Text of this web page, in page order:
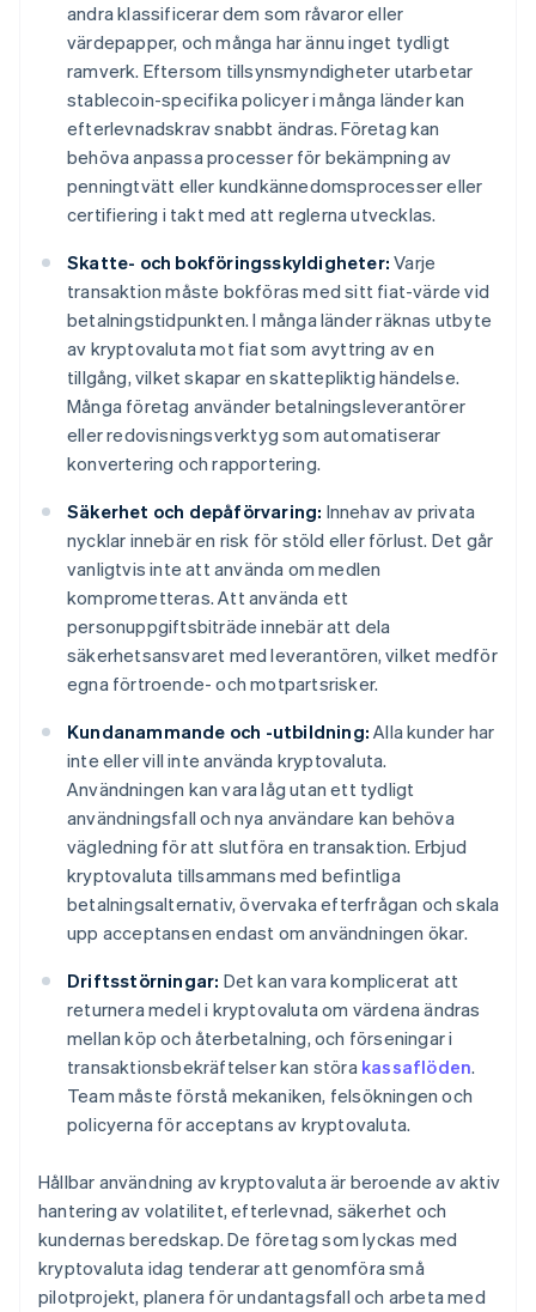
andra klassificerar dem som råvaror eller
värdepapper, och många har ännu inget tydligt
ramverk. Eftersom tillsynsmyndigheter utarbetar
stablecoin-specifika policyer i många länder kan
efterlevnadskrav snabbt ändras. Företag kan
behöva anpassa processer för bekämpning av
penningtvätt eller kundkännedomsprocesser eller
certifiering i takt med att reglerna utvecklas.
Skatte- och bokföringsskyldigheter: Varje
transaktion måste bokföras med sitt fiat-värde vid
betalningstidpunkten. I många länder räknas utbyte
av kryptovaluta mot fiat som avyttring av en
tillgång, vilket skapar en skattepliktig händelse.
Många företag använder betalningsleverantörer
eller redovisningsverktyg som automatiserar
konvertering och rapportering.
Säkerhet och depåförvaring: Innehav av privata
nycklar innebär en risk för stöld eller förlust. Det går
vanligtvis inte att använda om medlen
komprometteras. Att använda ett
personuppgiftsbiträde innebär att dela
säkerhetsansvaret med leverantören, vilket medför
egna förtroende- och motpartsrisker.
Kundanammande och -utbildning: Alla kunder har
inte eller vill inte använda kryptovaluta.
Användningen kan vara låg utan ett tydligt
användningsfall och nya användare kan behöva
vägledning för att slutföra en transaktion. Erbjud
kryptovaluta tillsammans med befintliga
betalningsalternativ, övervaka efterfrågan och skala
upp acceptansen endast om användningen ökar.
Driftsstörningar: Det kan vara komplicerat att
returnera medel i kryptovaluta om värdena ändras
mellan köp och återbetalning, och förseningar i
transaktionsbekräftelser kan störa kassaflöden.
Team måste förstå mekaniken, felsökningen och
policyerna för acceptans av kryptovaluta.
Hållbar användning av kryptovaluta är beroende av aktiv
hantering av volatilitet, efterlevnad, säkerhet och
kundernas beredskap. De företag som lyckas med
kryptovaluta idag tenderar att genomföra små
pilotprojekt, planera för undantagsfall och arbeta med